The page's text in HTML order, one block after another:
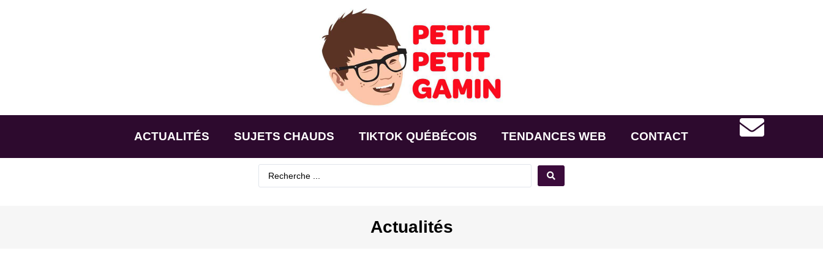
ACTUALITÉS SUJETS CHAUDS TIKTOK QUÉBÉCOIS TENDANCES WEB CONTACT
Actualités